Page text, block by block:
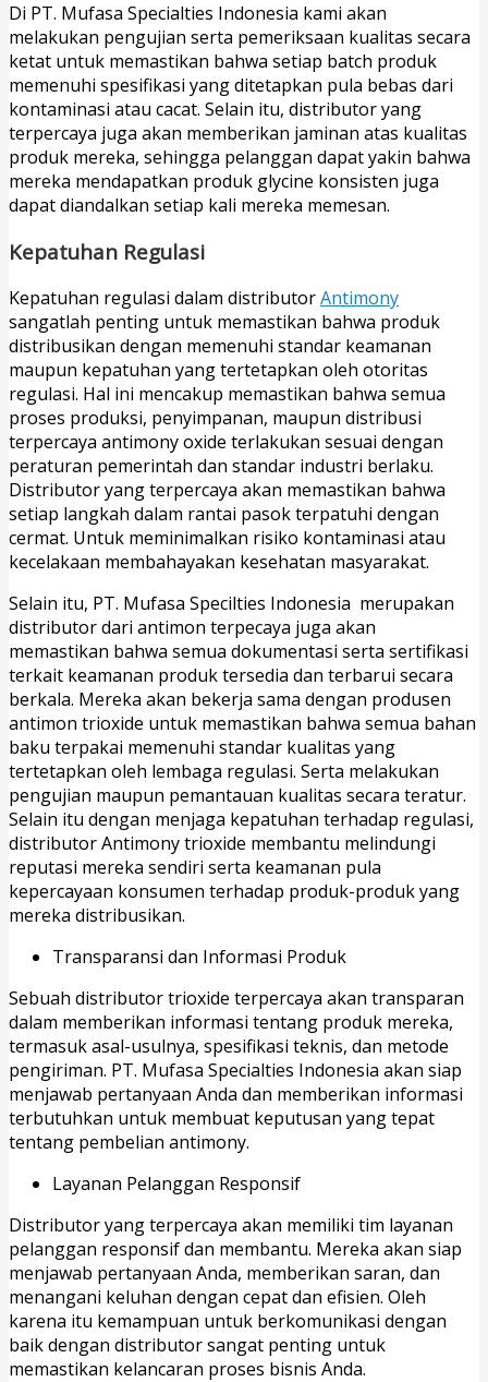
Di PT. Mufasa Specialties Indonesia kami akan
melakukan pengujian serta pemeriksaan kualitas secara
ketat untuk memastikan bahwa setiap batch produk
memenuhi spesifikasi yang ditetapkan pula bebas dari
kontaminasi atau cacat. Selain itu, distributor yang
terpercaya juga akan memberikan jaminan atas kualitas
produk mereka, sehingga pelanggan dapat yakin bahwa
mereka mendapatkan produk glycine konsisten juga
dapat diandalkan setiap kali mereka memesan.
Kepatuhan Regulasi
Kepatuhan regulasi dalam distributorAntimony
sangatlah penting untuk memastikan bahwa produk
distribusikan dengan memenuhi standar keamanan
maupun kepatuhan yang tertetapkan oleh otoritas
regulasi. Hal ini mencakup memastikan bahwa semua
proses produksi, penyimpanan, maupun distribusi
terpercaya antimony oxide terlakukan sesuai dengan
peraturan pemerintah dan standar industri berlaku.
Distributor yang terpercaya akan memastikan bahwa
setiap langkah dalam rantai pasok terpatuhi dengan
cermat. Untuk meminimalkan risiko kontaminasi atau
kecelakaan membahayakan kesehatan masyarakat.
Selain itu, PT. Mufasa Specilties Indonesia merupakan
distributor dari antimon terpecaya juga akan
memastikan bahwa semua dokumentasi serta sertifikasi
terkait keamanan produk tersedia dan terbarui secara
berkala. Mereka akan bekerja sama dengan produsen
antimon trioxide untuk memastikan bahwa semua bahan
baku terpakai memenuhi standar kualitas yang
tertetapkan oleh lembaga regulasi. Serta melakukan
pengujian maupun pemantauan kualitas secara teratur.
Selain itu dengan menjaga kepatuhan terhadap regulasi,
distributor Antimony trioxide membantu melindungi
reputasi mereka sendiri serta keamanan pula
kepercayaan konsumen terhadap produk-produk yang
mereka distribusikan.
Transparansi dan Informasi Produk
Sebuah distributor trioxide terpercaya akan transparan
dalam memberikan informasi tentang produk mereka,
termasuk asal-usulnya, spesifikasi teknis, dan metode
pengiriman. PT. Mufasa Specialties Indonesia akan siap
menjawab pertanyaan Anda dan memberikan informasi
terbutuhkan untuk membuat keputusan yang tepat
tentang pembelian antimony.
Layanan Pelanggan Responsif
Distributor yang terpercaya akan memiliki tim layanan
pelanggan responsif dan membantu. Mereka akan siap
menjawab pertanyaan Anda, memberikan saran, dan
menangani keluhan dengan cepat dan efisien. Oleh
karena itu kemampuan untuk berkomunikasi dengan
baik dengan distributor sangat penting untuk
memastikan kelancaran proses bisnis Anda.